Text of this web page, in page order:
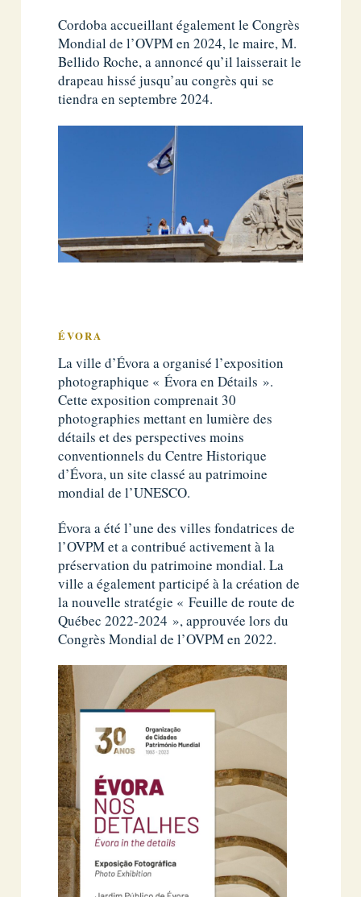
Cordoba accueillant également le Congrès
Mondial de l’OVPM en 2024, le maire, M.
Bellido Roche, a annoncé qu’il laisserait le
drapeau hissé jusqu’au congrès qui se
tiendra en septembre 2024.
ÉVORA
La ville d’Évora a organisé l’exposition
photographique « Évora en Détails ».
Cette exposition comprenait 30
photographies mettant en lumière des
détails et des perspectives moins
conventionnels du Centre Historique
d’Évora, un site classé au patrimoine
mondial de l’UNESCO.
Évora a été l’une des villes fondatrices de
l’OVPM et a contribué activement à la
préservation du patrimoine mondial. La
ville a également participé à la création de
la nouvelle stratégie « Feuille de route de
Québec 2022-2024 », approuvée lors du
Congrès Mondial de l’OVPM en 2022.